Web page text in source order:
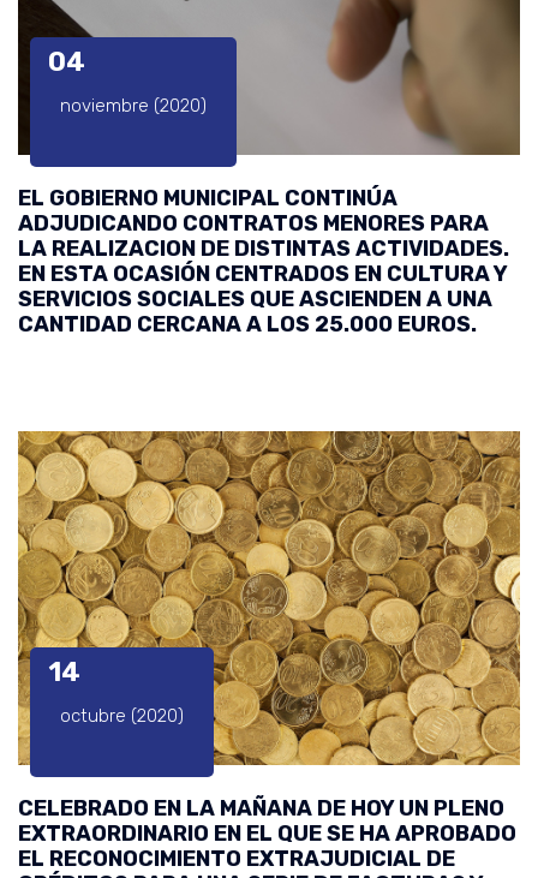
04
noviembre (2020)
EL GOBIERNO MUNICIPAL CONTINÚA
ADJUDICANDO CONTRATOS MENORES PARA
LA REALIZACION DE DISTINTAS ACTIVIDADES.
EN ESTA OCASIÓN CENTRADOS EN CULTURA Y
SERVICIOS SOCIALES QUE ASCIENDEN A UNA
CANTIDAD CERCANA A LOS 25.000 EUROS.
14
octubre (2020)
CELEBRADO EN LA MAÑANA DE HOY UN PLENO
EXTRAORDINARIO EN EL QUE SE HA APROBADO
EL RECONOCIMIENTO EXTRAJUDICIAL DE